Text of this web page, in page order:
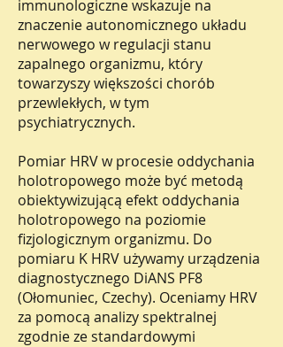
immunologiczne wskazuje na
znaczenie autonomicznego układu
nerwowego w regulacji stanu
zapalnego organizmu, który
towarzyszy większości chorób
przewlekłych, w tym
psychiatrycznych.
Pomiar HRV w procesie oddychania
holotropowego może być metodą
obiektywizującą efekt oddychania
holotropowego na poziomie
fizjologicznym organizmu. Do
pomiaru K HRV używamy urządzenia
diagnostycznego DiANS PF8
(Ołomuniec, Czechy). Oceniamy HRV
za pomocą analizy spektralnej
zgodnie ze standardowymi